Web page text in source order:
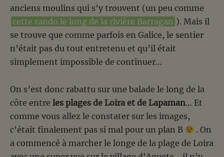
anciens moulins qui s’y trouvent (un peu comme
cette rando le long de la rivière Barragan ). Mais il
se trouve que comme parfois en Galice, le sentier
n’était pas du tout entretenu et qu’il était
simplement impossible de continuer…
On s’est donc rabattu sur une balade le long de la
côte entre les plages de Loira et de Lapaman… Et
comme vous allez le constater sur les images,
c’était finalement pas si mal pour un plan B
. On
a commencé à marcher le longe de la plage de Loira